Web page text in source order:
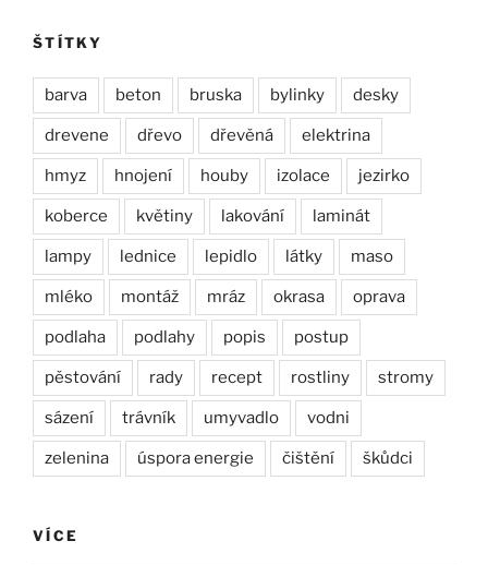
ŠTÍTKY
barva beton bruska bylinky desky
drevene dřevo dřevěná elektrina
hmyz hnojení houby izolace jezirko
koberce květiny lakování laminát
lampy lednice lepidlo látky maso
mléko montáž mráz okrasa oprava
podlaha podlahy popis postup
pěstování rady recept rostliny stromy
sázení trávník umyvadlo vodni
zelenina úspora energie čištění škůdci
VÍCE